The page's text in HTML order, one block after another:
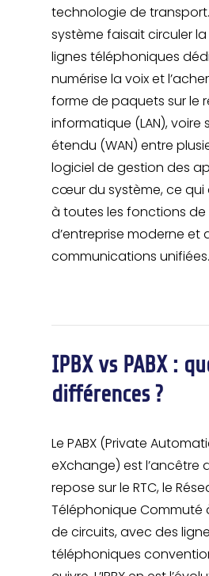
technologie de transport.
système faisait circuler la
lignes téléphoniques
numérise la voix et
forme de paquets sur le
informatique (LAN), voire
étendu (WAN) entre
logiciel de gestion des
cœur du système, ce qui
à toutes les fonctions
d’entreprise moderne et
communications unifiées.
IPBX vs PABX :
différences ?
Le PABX (Private
eXchange) est l’ancêtre
repose sur le RTC, le
Téléphonique
de circuits, avec des
téléphoniques